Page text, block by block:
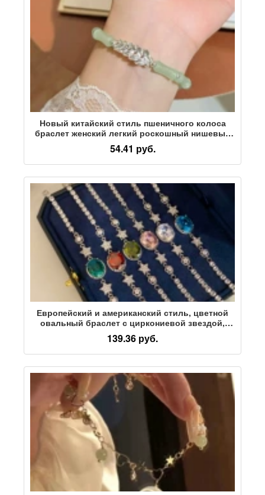
Новый китайский стиль пшеничного колоса
браслет женский легкий роскошный нишевый
высококлассный браслет из бисера с чувством
дикости индивидуальность темперамент
пригородные украшения для рук
54.41 руб.
Европейский и американский стиль, цветной
овальный браслет с циркониевой звездой,
роскошный браслет в стиле ужина, легкие
роскошные ювелирные изделия высокого
класса, женская оптовая продажа
139.36 руб.